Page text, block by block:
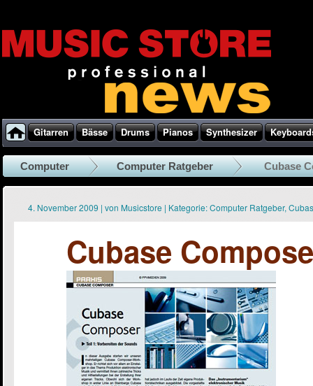
Gitarren Bässe Drums Pianos Synthesizer
Computer Computer Ratgeber Cubase
4. November 2009 | von Musicstore | Kategorie:Computer Ratgeber,
Cubase